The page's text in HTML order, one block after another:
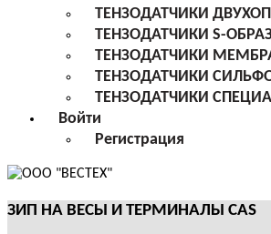
ТЕНЗОДАТЧИКИ
ТЕНЗОДАТЧИКИ S-
ТЕНЗОДАТЧИКИ
ТЕНЗОДАТЧИКИ
ТЕНЗОДАТЧИКИ
Войти
Регистрация
ЗИП НА ВЕСЫ И ТЕРМИНАЛЫ CAS